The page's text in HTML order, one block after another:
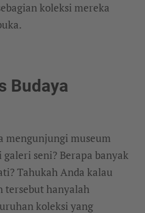
koleksi mereka
Budaya
mengunjungi museum
seni? Berapa banyak
Tahukah Anda kalau
tersebut hanyalah
koleksi yang